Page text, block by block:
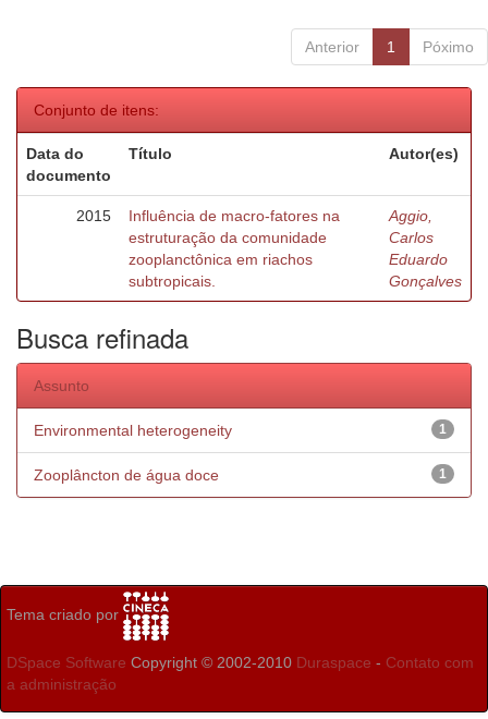
Anterior 1 Póximo
Conjunto de itens:
Data do
documento
Título Autor(es)
2015
Influência de macro-fatores na
estruturação da comunidade
zooplanctônica em riachos
subtropicais.
Aggio,
Carlos
Eduardo
Gonçalves
Busca refinada
Assunto
1
Environmental heterogeneity
1
Zooplâncton de água doce
Tema criado por
DSpace Software Copyright © 2002-2010 Duraspace - Contato com
a administração